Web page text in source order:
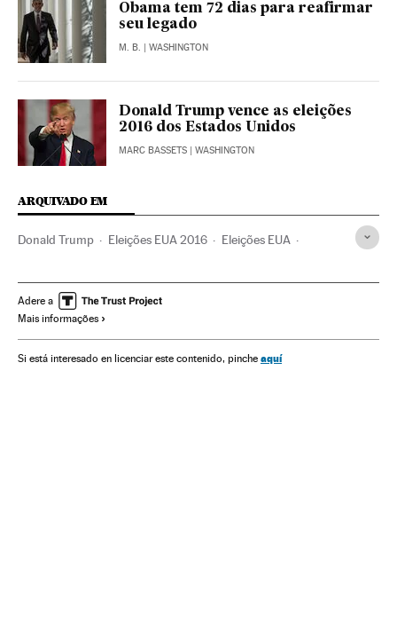
Obama tem 72 dias para reafirmar
seu legado
M. B. | WASHINGTON
Donald Trump vence as eleições
2016 dos Estados Unidos
MARC BASSETS | WASHINGTON
ARQUIVADO EM
Donald Trump Eleições EUA 2016 Eleições EUA
América do Norte Eleições
Muro Estados Unidos-México
Conflitos fronteiriços Imigração irregular
Adere a
Mais informações
Si está interesado en licenciar este contenido, pinche aquí